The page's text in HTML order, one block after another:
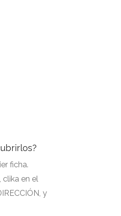
ficha.
clika en el
y